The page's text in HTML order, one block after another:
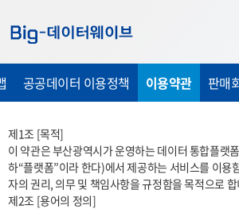
가
기
가
기
가
기
공공데이터 이용정책 이용약관 판매
제1조 [목적]
이 약관은 부산광역시가 운영하는 데이터 통합플랫
하“플랫폼”이라 한다)에서 제공하는 서비스를 이용
자의 권리, 의무 및 책임사항을 규정함을 목적으로
제2조 [용어의 정의]